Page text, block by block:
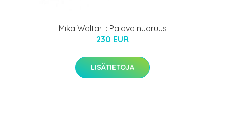
Mika Waltari : Palava nuoruus
230 EUR
LISÄTIETOJA